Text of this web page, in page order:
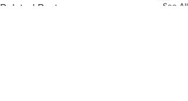
Related Posts See All